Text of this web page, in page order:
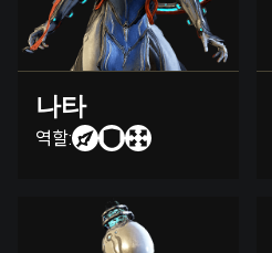
나타
역할: